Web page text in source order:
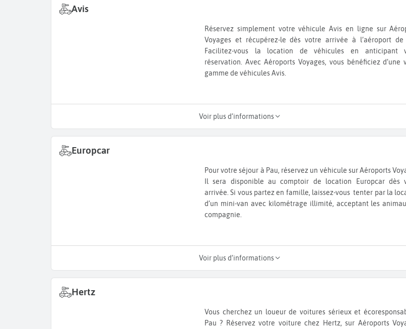
Avis
Réservez simplement votre véhicule Avis en ligne sur
Voyages et récupérez-le dès votre arrivée à l’aéroport de
Facilitez-vous la location de véhicules en anticipant
réservation. Avec Aéroports Voyages, vous bénéficiez d’une
gamme de véhicules Avis.
Voir plus d’informations
Europcar
Pour votre séjour à Pau, réservez un véhicule sur Aéroports
Il sera disponible au comptoir de location Europcar dès
arrivée. Si vous partez en famille, laissez-vous tenter par la
d’un mini-van avec kilométrage illimité, acceptant les
compagnie.
Voir plus d’informations
Hertz
Vous cherchez un loueur de voitures sérieux et
Pau ? Réservez votre voiture chez Hertz, sur Aéroports